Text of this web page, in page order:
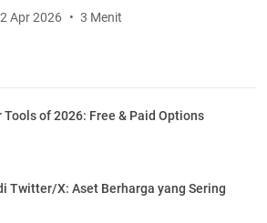
Apr 2026 3 Menit
Tools of 2026: Free & Paid Options
Twitter/X: Aset Berharga yang Sering